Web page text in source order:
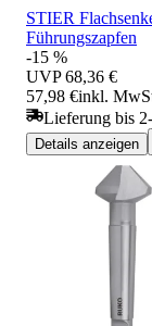
STIER
Führungszapfen
-15 %
UVP 68,36 €
57,98 €inkl.
Lieferung bis
Details anzeigen